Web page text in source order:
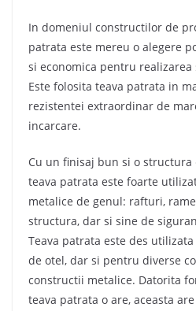
In domeniul constructilor de
patrata este mereu o alegere
si economica pentru
Este folosita teava patrata in
rezistentei extraordinar de
incarcare.
Cu un finisaj bun si o structura
teava patrata este foarte
metalice de genul: rafturi,
structura, dar si sine de
Teava patrata este des
de otel, dar si pentru diverse
constructii metalice. Datorita
teava patrata o are, aceasta